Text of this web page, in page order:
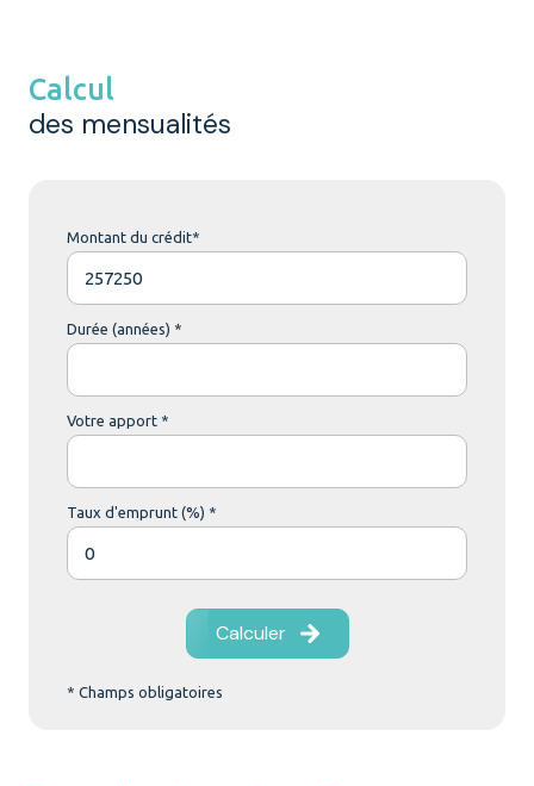
Calcul
des mensualités
Montant du crédit*
Durée (années) *
Votre apport *
Taux d'emprunt (%) *
Calculer
* Champs obligatoires